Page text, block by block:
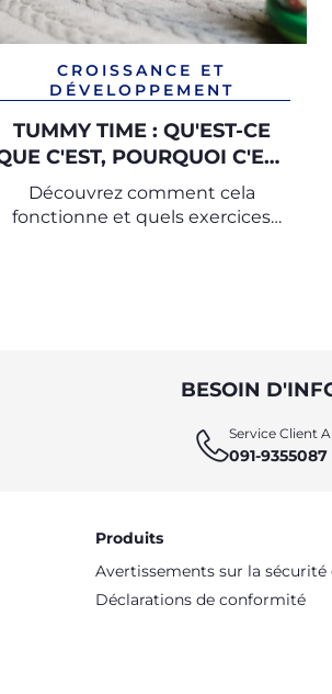
CROISSANCE ET
DÉVELOPPEMENT
TUMMY TIME : QU'EST-CE
C'EST, POURQUOI C'EST
IMPORTANT
Découvrez comment cela
fonctionne et quels exercices
BESOIN
Service Client
091-9355087
Produits
Avertissements sur la
Déclarations de conformité